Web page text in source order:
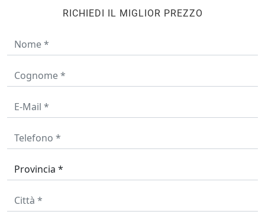
RICHIEDI IL MIGLIOR PREZZO